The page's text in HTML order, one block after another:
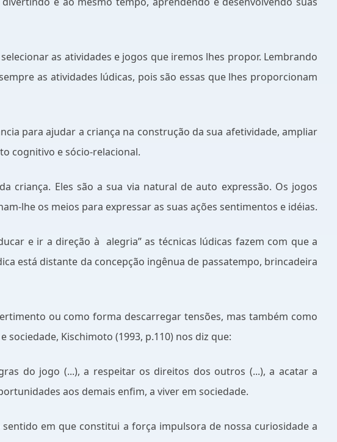
as atividades e jogos que iremos lhes propor. Lembrando
as atividades lúdicas, pois são essas que lhes proporcionam
para ajudar a criança na construção da sua afetividade, ampliar
cognitivo e sócio-relacional.
criança. Eles são a sua via natural de auto expressão. Os jogos
lhe os meios para expressar as suas ações sentimentos e idéias.
e ir a direção à alegria” as técnicas lúdicas fazem com que a
está distante da concepção ingênua de passatempo, brincadeira
ou como forma descarregar tensões, mas também como
Kischimoto (1993, p.110) nos diz que:
do jogo (...), a respeitar os direitos dos outros (...), a acatar a
aos demais enfim, a viver em sociedade.
em que constitui a força impulsora de nossa curiosidade a